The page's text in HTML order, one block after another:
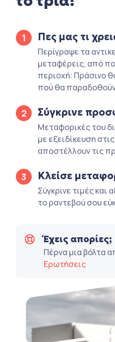
1 Πες μας τι
Περίγραψε τα
μεταφέρεις, από
περιοχή: Πράσινο
πού θα
2 Σύγκρινε
Μεταφορικές του
με εξειδίκευση
αποστέλλουν τις
3 Κλείσε
Σύγκρινε τιμές και
το ραντεβού σου
Έχεις απορίες;
Πέρνα μια βόλτα
Ερωτήσεις